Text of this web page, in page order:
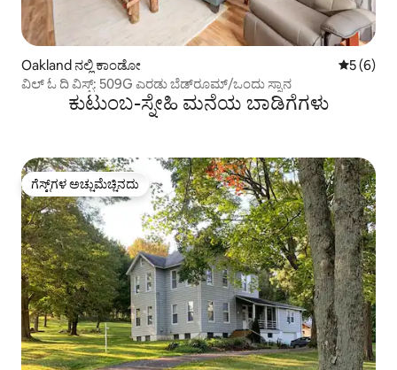
Oakland ನಲ್ಲಿ ಕಾಂಡೋ 5 ರಲ್ಲಿ 5
5 (6)
ವಿಲ್ ಓ ದಿ ವಿಸ್ಪ್: 509G ಎರಡು ಬೆಡ್‌ರೂಮ್/ಒಂದು ಸ್ನಾನ
ಕುಟುಂಬ-ಸ್ನೇಹಿ ಮನೆಯ ಬಾಡಿಗೆಗಳು
ಗೆಸ್ಟ್‌ಗಳ ಅಚ್ಚುಮೆಚ್ಚಿನದು
ಗೆಸ್ಟ್‌ಗಳ ಅಚ್ಚುಮೆಚ್ಚಿನದು